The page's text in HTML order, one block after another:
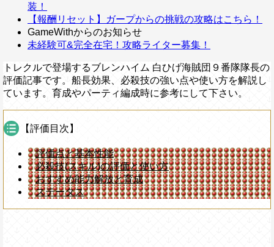
装！
【報酬リセット】ガープからの挑戦の攻略はこちら！
GameWithからのお知らせ
未経験可&完全在宅！攻略ライター募集！
トレクルで登場するブレンハイム 白ひげ海賊団９番隊隊長の
評価記事です。船長効果、必殺技の強い点や使い方を解説し
ています。育成やパーティ編成時に参考にして下さい。
【評価目次】
評価点と基本性能
必殺技(スキル)の評価と使い方
おすすめ能力解放と育成
ステータス